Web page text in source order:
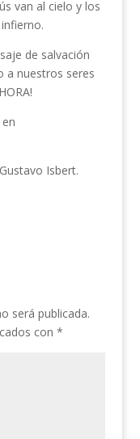
van al cielo y los
de salvación
a nuestros seres
Isbert.
será publicada.
con *